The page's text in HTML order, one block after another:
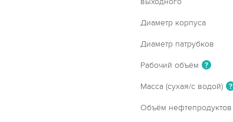
Диаметр корпуса
Диаметр патрубков
Рабочий объём ?
Масса (сухая/с водой) ?
Объём нефтепродуктов